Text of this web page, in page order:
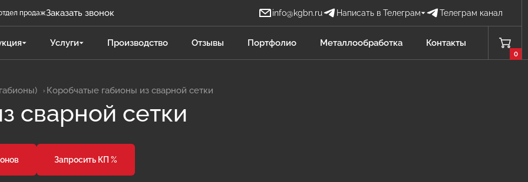
продажЗаказать звонок info@kgbn.ru Написать в Телеграм Телеграм канал
Задать вопрос БН Бова Наталья
Отдел продаж
ДИ Даниленко Иван
Отдел продаж
Услуги Производство Отзывы Портфолио Металлообработка Контакты
0
Коробчатые габионы из сварной сетки
сварной сетки
Запросить КП %